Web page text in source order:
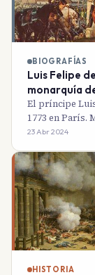
BIOGRAFÍAS
Luis Felipe
monarquía
El príncipe
1773 en París.
23 Abr 2024
HISTORIA